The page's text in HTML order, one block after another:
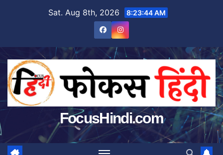
Sat. Aug 8th, 2026 8:23:45 AM
FocusHindi.com